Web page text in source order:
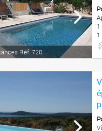
Réf. 720
1
1